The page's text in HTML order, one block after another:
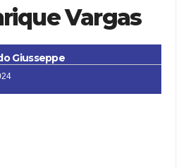
Vargas
Giusseppe